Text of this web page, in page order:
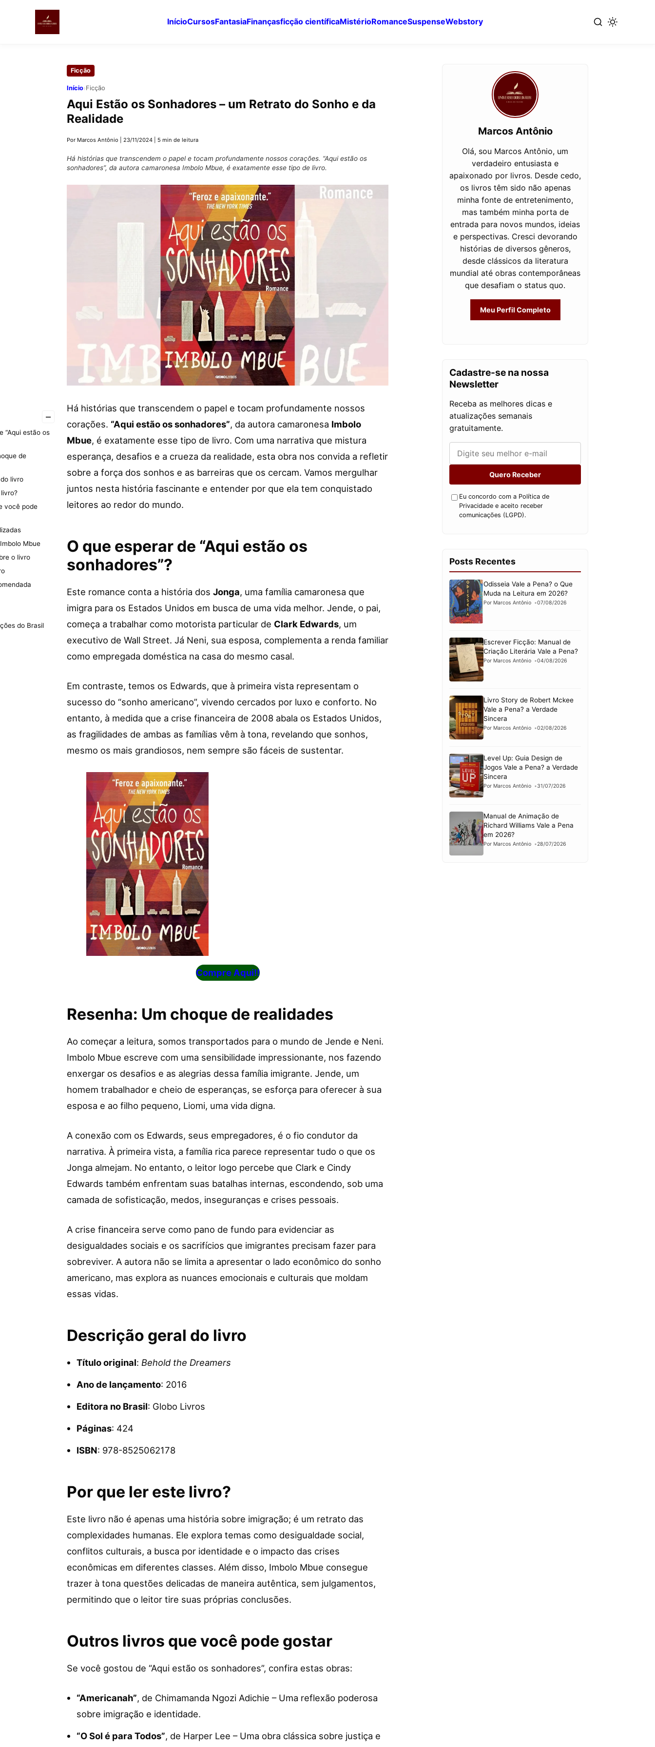
InícioCursosFantasiaFinançasficção científicaMistérioRomanceSuspenseWebstory
Ficção
Início›Ficção
Aqui Estão os Sonhadores – um Retrato do Sonho e da
Realidade
Por Marcos Antônio 23/11/2024 5 min de leitura
Há histórias que transcendem o papel e tocam profundamente nossos corações. “Aqui estão os
sonhadores”, da autora camaronesa Imbolo Mbue, é exatamente esse tipo de livro.
–
“Aqui estão os
de
livro
você pode
Mbue
o livro
do Brasil
Há histórias que transcendem o papel e tocam profundamente nossos
corações. “Aqui estão os sonhadores”, da autora camaronesa Imbolo
Mbue, é exatamente esse tipo de livro. Com uma narrativa que mistura
esperança, desafios e a crueza da realidade, esta obra nos convida a refletir
sobre a força dos sonhos e as barreiras que os cercam. Vamos mergulhar
juntos nesta história fascinante e entender por que ela tem conquistado
leitores ao redor do mundo.
O que esperar de “Aqui estão os
sonhadores”?
Este romance conta a história dos Jonga, uma família camaronesa que
imigra para os Estados Unidos em busca de uma vida melhor. Jende, o pai,
começa a trabalhar como motorista particular de Clark Edwards, um
executivo de Wall Street. Já Neni, sua esposa, complementa a renda familiar
como empregada doméstica na casa do mesmo casal.
Em contraste, temos os Edwards, que à primeira vista representam o
sucesso do “sonho americano”, vivendo cercados por luxo e conforto. No
entanto, à medida que a crise financeira de 2008 abala os Estados Unidos,
as fragilidades de ambas as famílias vêm à tona, revelando que sonhos,
mesmo os mais grandiosos, nem sempre são fáceis de sustentar.
Compre Aqui!!
Resenha: Um choque de realidades
Ao começar a leitura, somos transportados para o mundo de Jende e Neni.
Imbolo Mbue escreve com uma sensibilidade impressionante, nos fazendo
enxergar os desafios e as alegrias dessa família imigrante. Jende, um
homem trabalhador e cheio de esperanças, se esforça para oferecer à sua
esposa e ao filho pequeno, Liomi, uma vida digna.
A conexão com os Edwards, seus empregadores, é o fio condutor da
narrativa. À primeira vista, a família rica parece representar tudo o que os
Jonga almejam. No entanto, o leitor logo percebe que Clark e Cindy
Edwards também enfrentam suas batalhas internas, escondendo, sob uma
camada de sofisticação, medos, inseguranças e crises pessoais.
A crise financeira serve como pano de fundo para evidenciar as
desigualdades sociais e os sacrifícios que imigrantes precisam fazer para
sobreviver. A autora não se limita a apresentar o lado econômico do sonho
americano, mas explora as nuances emocionais e culturais que moldam
essas vidas.
Descrição geral do livro
Título original: Behold the Dreamers
Ano de lançamento: 2016
Editora no Brasil: Globo Livros
Páginas: 424
ISBN: 978-8525062178
Por que ler este livro?
Este livro não é apenas uma história sobre imigração; é um retrato das
complexidades humanas. Ele explora temas como desigualdade social,
conflitos culturais, a busca por identidade e o impacto das crises
econômicas em diferentes classes. Além disso, Imbolo Mbue consegue
trazer à tona questões delicadas de maneira autêntica, sem julgamentos,
permitindo que o leitor tire suas próprias conclusões.
Outros livros que você pode gostar
Se você gostou de “Aqui estão os sonhadores”, confira estas obras:
“Americanah”, de Chimamanda Ngozi Adichie – Uma reflexão poderosa
sobre imigração e identidade.
“O Sol é para Todos”, de Harper Lee – Uma obra clássica sobre justiça e
Marcos Antônio
Olá, sou Marcos Antônio, um
verdadeiro entusiasta e
apaixonado por livros. Desde cedo,
os livros têm sido não apenas
minha fonte de entretenimento,
mas também minha porta de
entrada para novos mundos, ideias
e perspectivas. Cresci devorando
histórias de diversos gêneros,
desde clássicos da literatura
mundial até obras contemporâneas
que desafiam o status quo.
Meu Perfil Completo
Cadastre-se na nossa
Newsletter
Receba as melhores dicas e
atualizações semanais
gratuitamente.
Quero Receber
Eu concordo com a Política de
Privacidade e aceito receber
comunicações (LGPD).
Posts Recentes
Odisseia Vale a Pena? o Que
Muda na Leitura em 2026?
Por Marcos Antônio 07/08/2026
Escrever Ficção: Manual de
Criação Literária Vale a Pena?
Por Marcos Antônio 04/08/2026
Livro Story de Robert Mckee
Vale a Pena? a Verdade
Sincera
Por Marcos Antônio 02/08/2026
Level Up: Guia Design de
Jogos Vale a Pena? a Verdade
Sincera
Por Marcos Antônio 31/07/2026
Manual de Animação de
Richard Williams Vale a Pena
em 2026?
Por Marcos Antônio 28/07/2026